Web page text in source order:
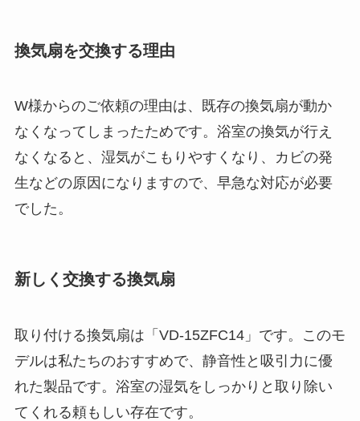
換気扇を交換する理由
W様からのご依頼の理由は、既存の換気扇が動か
なくなってしまったためです。浴室の換気が行え
なくなると、湿気がこもりやすくなり、カビの発
生などの原因になりますので、早急な対応が必要
でした。
新しく交換する換気扇
取り付ける換気扇は「VD-15ZFC14」です。このモ
デルは私たちのおすすめで、静音性と吸引力に優
れた製品です。浴室の湿気をしっかりと取り除い
てくれる頼もしい存在です。